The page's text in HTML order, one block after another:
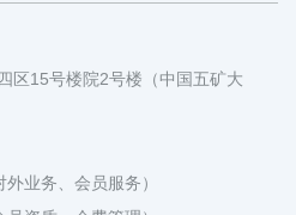
区15号楼院2号楼（中国五矿大
业务、会员服务）